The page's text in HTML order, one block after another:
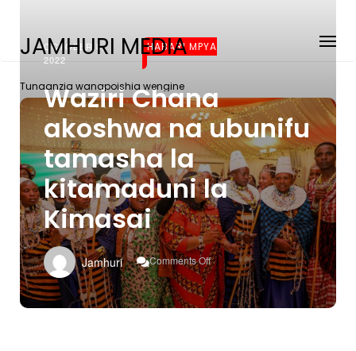
JAMHURI MEDIA
Tunaanzia wanapoishia wengine
OCTOBER 8,
2022
HABARI MPYA
Waziri Chana
akoshwa na ubunifu
tamasha la
kitamaduni la
Kimasai
Jamhuri Comments Off
On
Waziri
Chana
Akoshwa